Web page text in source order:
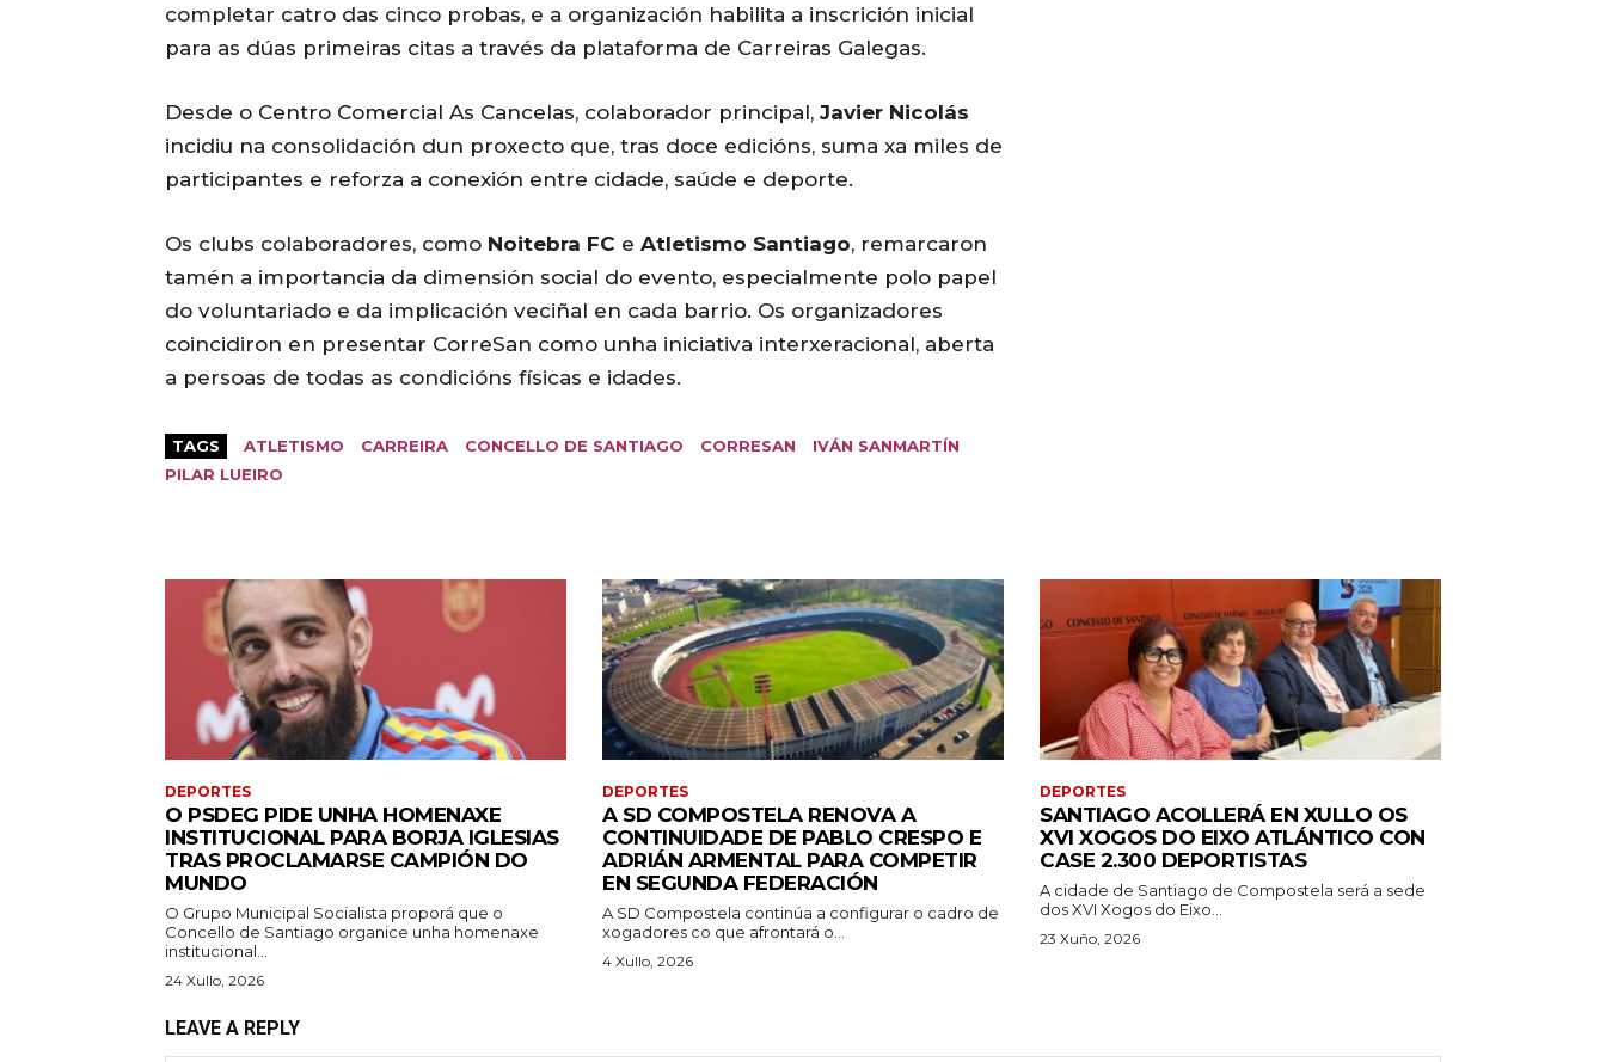
completar catro das cinco probas, e a organización habilita a inscrición inicial
para as dúas primeiras citas a través da plataforma de Carreiras Galegas.
Desde o Centro Comercial As Cancelas, colaborador principal, Javier Nicolás
incidiu na consolidación dun proxecto que, tras doce edicións, suma xa miles de
participantes e reforza a conexión entre cidade, saúde e deporte.
Os clubs colaboradores, como Noitebra FC e Atletismo Santiago, remarcaron
tamén a importancia da dimensión social do evento, especialmente polo papel
do voluntariado e da implicación veciñal en cada barrio. Os organizadores
coincidiron en presentar CorreSan como unha iniciativa interxeracional, aberta
a persoas de todas as condicións físicas e idades.
TAGS ATLETISMO CARREIRA CONCELLO DE SANTIAGO CORRESAN
IVÁN SANMARTÍN
PILAR LUEIRO
DEPORTES
O PSDEG PIDE UNHA HOMENAXE
INSTITUCIONAL PARA BORJA IGLESIAS
TRAS PROCLAMARSE CAMPIÓN DO
MUNDO
O Grupo Municipal Socialista proporá que o
Concello de Santiago organice unha homenaxe
institucional...
24 Xullo, 2026
DEPORTES
A SD COMPOSTELA RENOVA A
CONTINUIDADE DE PABLO CRESPO E
ADRIÁN ARMENTAL PARA COMPETIR
EN SEGUNDA FEDERACIÓN
A SD Compostela continúa a configurar o cadro de
xogadores co que afrontará o...
4 Xullo, 2026
DEPORTES
SANTIAGO ACOLLERÁ EN XULLO OS
XVI XOGOS DO EIXO ATLÁNTICO CON
CASE 2.300 DEPORTISTAS
A cidade de Santiago de Compostela será a sede
dos XVI Xogos do Eixo...
23 Xuño, 2026
LEAVE A REPLY